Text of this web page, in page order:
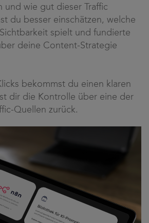
wie gut dieser Traffic
du besser einschätzen, welche
spielt und fundierte
deine Content-Strategie
bekommst du einen klaren
dir die Kontrolle über eine der
Quellen zurück.